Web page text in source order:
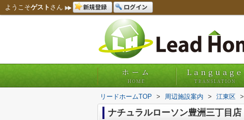
ようこそゲスト さん 新規登録 ログイン
ホーム
HOME
Language
TRANSLATION
リードホームTOP > 周辺施設案内 > 江東区 >
ナチュラルローソン豊洲三丁目店